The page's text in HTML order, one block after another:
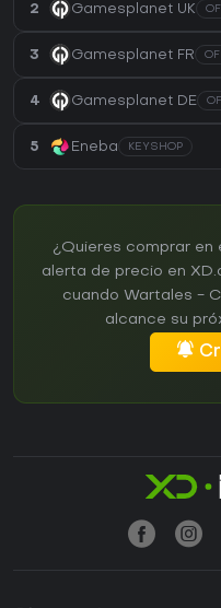
2 Gamesplanet UK
3 Gamesplanet FR
4 Gamesplanet DE
5 Eneba KEYSHOP
¿Quieres comprar en
alerta de precio en
cuando Wartales -
alcance su